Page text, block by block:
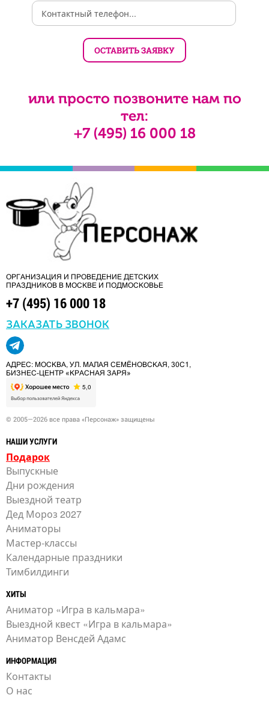
или просто позвоните нам по
тел:
+7 (495) 16 000 18
ОРГАНИЗАЦИЯ И ПРОВЕДЕНИЕ ДЕТСКИХ
ПРАЗДНИКОВ В МОСКВЕ И ПОДМОСКОВЬЕ
+7 (495) 16 000 18
ЗАКАЗАТЬ ЗВОНОК
АДРЕС: МОСКВА, УЛ. МАЛАЯ СЕМЁНОВСКАЯ, 30С1,
БИЗНЕС-ЦЕНТР «КРАСНАЯ ЗАРЯ»
© 2005—2026 все права «Персонаж» защищены
НАШИ УСЛУГИ
Подарок
Выпускные
Дни рождения
Выездной театр
Дед Мороз 2027
Аниматоры
Мастер-классы
Календарные праздники
Тимбилдинги
ХИТЫ
Аниматор «Игра в кальмара»
Выездной квест «Игра в кальмара»
Аниматор Венсдей Адамс
ИНФОРМАЦИЯ
Контакты
О нас